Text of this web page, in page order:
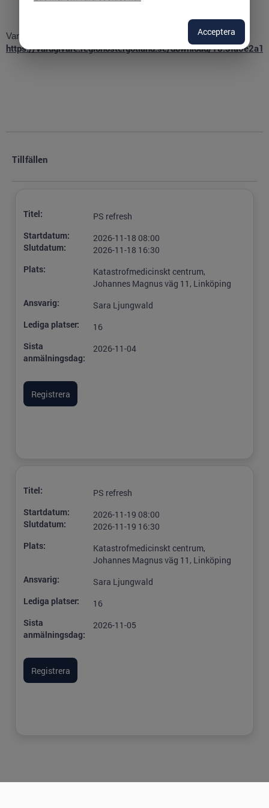
Vanliga frågor och svar om anmälan till kurs på KMC:
https://vardgivare.regionostergotland.se/download/
Tillfällen
Titel:
PS refresh
Startdatum:
Slutdatum:
2026-11-18 08:00
2026-11-18 16:30
Plats:
Katastrofmedicinskt centrum,
Johannes Magnus väg 11, Linköping
Ansvarig:
Sara Ljungwald
Lediga platser:
16
Sista
anmälningsdag:
2026-11-04
Titel:
PS refresh
Startdatum:
Slutdatum:
2026-11-19 08:00
2026-11-19 16:30
Plats:
Katastrofmedicinskt centrum,
Johannes Magnus väg 11, Linköping
Ansvarig:
Sara Ljungwald
Lediga platser:
16
Sista
anmälningsdag:
2026-11-05
Acceptera